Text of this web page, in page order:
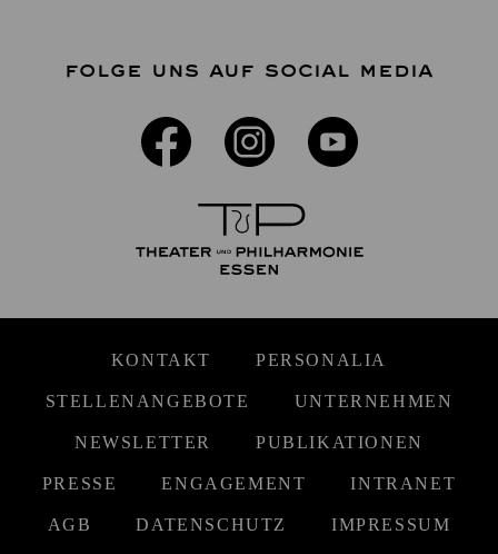
FOLGE UNS AUF SOCIAL MEDIA
KONTAKT PERSONALIA
STELLENANGEBOTE UNTERNEHMEN
NEWSLETTER PUBLIKATIONEN
PRESSE ENGAGEMENT INTRANET
AGB DATENSCHUTZ IMPRESSUM